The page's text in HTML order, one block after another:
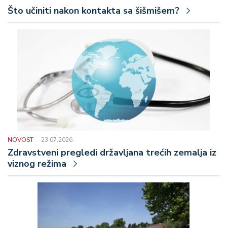
Što učiniti nakon kontakta sa šišmišem?
NOVOST 23.07.2026.
Zdravstveni pregledi državljana trećih zemalja iz
viznog režima